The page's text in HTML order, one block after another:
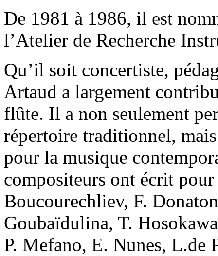
De 1981 à 1986, il est
l’Atelier de Recherche
Qu’il soit concertiste,
Artaud a largement
flûte. Il a non seulement
répertoire traditionnel,
pour la musique
compositeurs ont écrit
Boucourechliev, F.
Goubaïdulina, T.
P. Mefano, E. Nunes, L.de